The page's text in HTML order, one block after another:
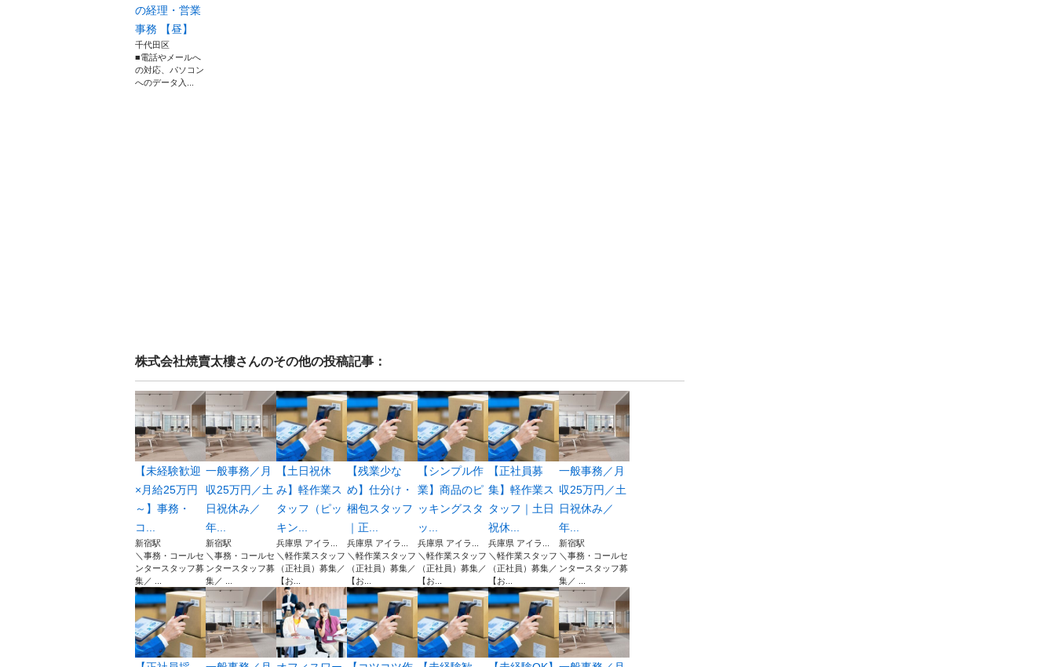
の経理・営業
事務 【昼】
千代田区
■電話やメールへ
の対応、パソコン
へのデータ入...
株式会社焼賣太樓さんのその他の投稿記事：
【未経験歓迎
×月給25万円
～】事務・
コ...
新宿駅
＼事務・コールセ
ンタースタッフ募
集／ ...
一般事務／月
収25万円／土
日祝休み／
年...
新宿駅
＼事務・コールセ
ンタースタッフ募
集／ ...
【土日祝休
み】軽作業ス
タッフ（ピッ
キン...
兵庫県 アイラ...
＼軽作業スタッフ
（正社員）募集／
【お...
【残業少な
め】仕分け・
梱包スタッフ
｜正...
兵庫県 アイラ...
＼軽作業スタッフ
（正社員）募集／
【お...
【シンプル作
業】商品のピ
ッキングスタ
ッ...
兵庫県 アイラ...
＼軽作業スタッフ
（正社員）募集／
【お...
【正社員募
集】軽作業ス
タッフ｜土日
祝休...
兵庫県 アイラ...
＼軽作業スタッフ
（正社員）募集／
【お...
一般事務／月
収25万円／土
日祝休み／
年...
新宿駅
＼事務・コールセ
ンタースタッフ募
集／ ...